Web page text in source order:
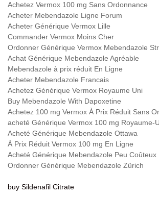
Achetez Vermox 100 mg Sans Ordonnance
Acheter Mebendazole Ligne Forum
Acheter Générique Vermox Lille
Commander Vermox Moins Cher
Ordonner Générique Vermox Mebendazole
Achat Générique Mebendazole Agréable
Mebendazole à prix réduit En Ligne
Acheter Mebendazole Francais
Achetez Générique Vermox Royaume Uni
Buy Mebendazole With Dapoxetine
Achetez 100 mg Vermox À Prix Réduit Sans
acheté Générique Vermox 100 mg Royaume-
Acheté Générique Mebendazole Ottawa
À Prix Réduit Vermox 100 mg En Ligne
Acheté Générique Mebendazole Peu Coûteux
Ordonner Générique Mebendazole Zürich
buy Sildenafil Citrate